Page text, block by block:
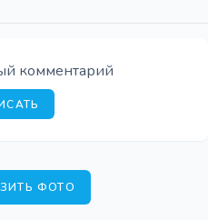
комментарий
ФОТО